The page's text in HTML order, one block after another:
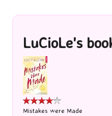
LuCioLe's
Mistakes were Made